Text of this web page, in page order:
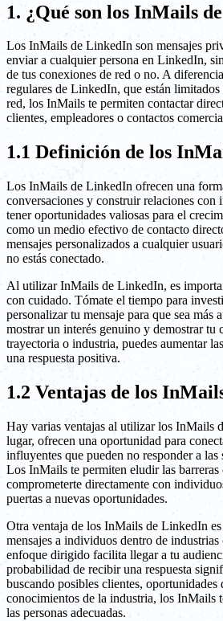
1. ¿Qué son los InMails
Los InMails de LinkedIn son mensajes
enviar a cualquier persona en LinkedIn,
de tus conexiones de red o no. A
regulares de LinkedIn, que están
red, los InMails te permiten contactar
clientes, empleadores o contactos
1.1 Definición de los
Los InMails de LinkedIn ofrecen una
conversaciones y construir relaciones con
tener oportunidades valiosas para el
como un medio efectivo de contacto
mensajes personalizados a cualquier
no estás conectado.
Al utilizar InMails de LinkedIn, es
con cuidado. Tómate el tiempo para
personalizar tu mensaje para que sea más
mostrar un interés genuino y demostrar tu
trayectoria o industria, puedes aumentar
una respuesta positiva.
1.2 Ventajas de los
Hay varias ventajas al utilizar los InMails
lugar, ofrecen una oportunidad para
influyentes que pueden no responder a
Los InMails te permiten eludir las
comprometerte directamente con
puertas a nuevas oportunidades.
Otra ventaja de los InMails de LinkedIn
mensajes a individuos dentro de
enfoque dirigido facilita llegar a tu
probabilidad de recibir una respuesta
buscando posibles clientes, oportunidades
conocimientos de la industria, los InMails
las personas adecuadas.